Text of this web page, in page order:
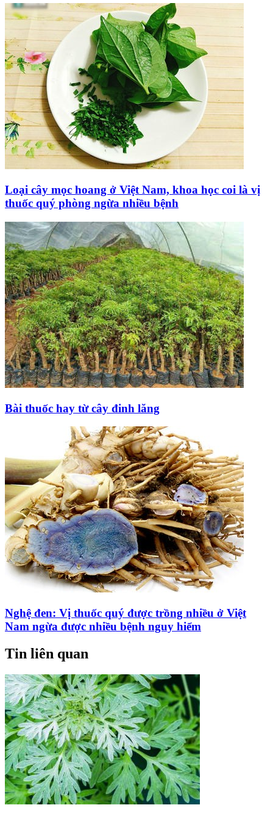
Loại cây mọc hoang ở Việt Nam, khoa học coi là vị
thuốc quý phòng ngừa nhiều bệnh
Bài thuốc hay từ cây đinh lăng
Nghệ đen: Vị thuốc quý được trồng nhiều ở Việt
Nam ngừa được nhiều bệnh nguy hiểm
Tin liên quan